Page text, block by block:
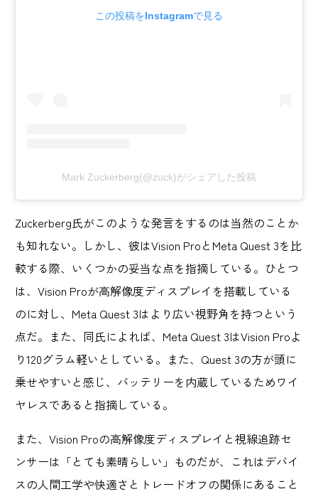
この投稿をInstagramで見る
Mark Zuckerberg(@zuck)がシェアした投稿
Zuckerberg氏がこのような発言をするのは当然のことか
も知れない。しかし、彼はVision ProとMeta Quest 3を比
較する際、いくつかの妥当な点を指摘している。ひとつ
は、Vision Proが高解像度ディスプレイを搭載している
のに対し、Meta Quest 3はより広い視野角を持つという
点だ。また、同氏によれば、Meta Quest 3はVision Proよ
り120グラム軽いとしている。また、Quest 3の方が頭に
乗せやすいと感じ、バッテリーを内蔵しているためワイ
ヤレスであると指摘している。
また、Vision Proの高解像度ディスプレイと視線追跡セ
ンサーは「とても素晴らしい」ものだが、これはデバイ
スの人間工学や快適さとトレードオフの関係にあること